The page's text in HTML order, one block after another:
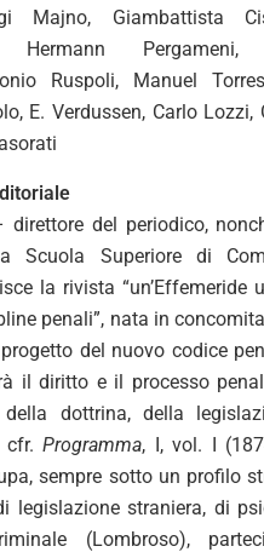
Majno, Giambattista
Hermann Pergameni,
Ruspoli, Manuel
E. Verdussen, Carlo Lozzi,
del periodico,
Scuola Superiore di
la rivista “un’Effemeride
penali”, nata in
del nuovo codice
il diritto e il processo
dottrina, della
cfr.Programma, I, vol. I
sempre sotto un profilo
legislazione straniera, di
(Lombroso),